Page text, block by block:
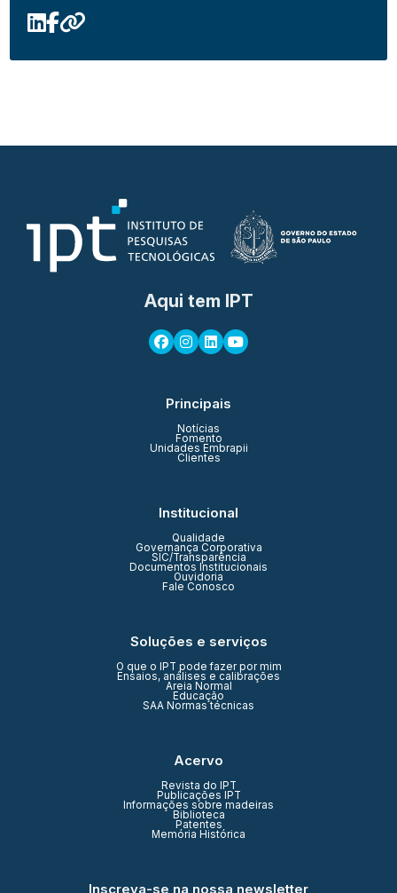
Aqui tem IPT
Principais
Notícias
Fomento
Unidades Embrapii
Clientes
Institucional
Qualidade
Governança Corporativa
SIC/Transparência
Documentos Institucionais
Ouvidoria
Fale Conosco
Soluções e serviços
O que o IPT pode fazer por mim
Ensaios, análises e calibrações
Areia Normal
Educação
SAA Normas técnicas
Acervo
Revista do IPT
Publicações IPT
Informações sobre madeiras
Biblioteca
Patentes
Memória Histórica
Inscreva-se na nossa newsletter